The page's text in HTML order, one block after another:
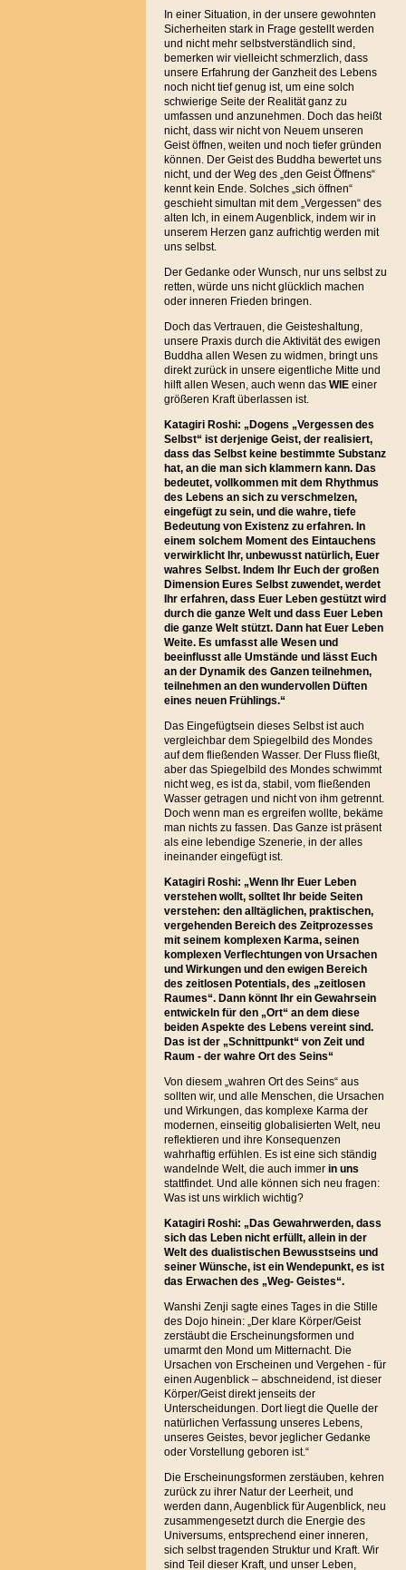
In einer Situation, in der unsere gewohnten
Sicherheiten stark in Frage gestellt werden
und nicht mehr selbstverständlich sind,
bemerken wir vielleicht schmerzlich, dass
unsere Erfahrung der Ganzheit des Lebens
noch nicht tief genug ist, um eine solch
schwierige Seite der Realität ganz zu
umfassen und anzunehmen. Doch das heißt
nicht, dass wir nicht von Neuem unseren
Geist öffnen, weiten und noch tiefer gründen
können. Der Geist des Buddha bewertet uns
nicht, und der Weg des „den Geist Öffnens“
kennt kein Ende. Solches „sich öffnen“
geschieht simultan mit dem „Vergessen“ des
alten Ich, in einem Augenblick, indem wir in
unserem Herzen ganz aufrichtig werden mit
uns selbst.
Der Gedanke oder Wunsch, nur uns selbst zu
retten, würde uns nicht glücklich machen
oder inneren Frieden bringen.
Doch das Vertrauen, die Geisteshaltung,
unsere Praxis durch die Aktivität des ewigen
Buddha allen Wesen zu widmen, bringt uns
direkt zurück in unsere eigentliche Mitte und
hilft allen Wesen, auch wenn das WIEeiner
größeren Kraft überlassen ist.
Katagiri Roshi: „Dogens „Vergessen des
Selbst“ ist derjenige Geist, der realisiert,
dass das Selbst keine bestimmte Substanz
hat, an die man sich klammern kann. Das
bedeutet, vollkommen mit dem Rhythmus
des Lebens an sich zu verschmelzen,
eingefügt zu sein, und die wahre, tiefe
Bedeutung von Existenz zu erfahren. In
einem solchem Moment des Eintauchens
verwirklicht Ihr, unbewusst natürlich, Euer
wahres Selbst. Indem Ihr Euch der großen
Dimension Eures Selbst zuwendet, werdet
Ihr erfahren, dass Euer Leben gestützt wird
durch die ganze Welt und dass Euer Leben
die ganze Welt stützt. Dann hat Euer Leben
Weite. Es umfasst alle Wesen und
beeinflusst alle Umstände und lässt Euch
an der Dynamik des Ganzen teilnehmen,
teilnehmen an den wundervollen Düften
eines neuen Frühlings.“
Das Eingefügtsein dieses Selbst ist auch
vergleichbar dem Spiegelbild des Mondes
auf dem fließenden Wasser. Der Fluss fließt,
aber das Spiegelbild des Mondes schwimmt
nicht weg, es ist da, stabil, vom fließenden
Wasser getragen und nicht von ihm getrennt.
Doch wenn man es ergreifen wollte, bekäme
man nichts zu fassen. Das Ganze ist präsent
als eine lebendige Szenerie, in der alles
ineinander eingefügt ist.
Katagiri Roshi: „Wenn Ihr Euer Leben
verstehen wollt, solltet Ihr beide Seiten
verstehen: den alltäglichen, praktischen,
vergehenden Bereich des Zeitprozesses
mit seinem komplexen Karma, seinen
komplexen Verflechtungen von Ursachen
und Wirkungen und den ewigen Bereich
des zeitlosen Potentials, des „zeitlosen
Raumes“. Dann könnt Ihr ein Gewahrsein
entwickeln für den „Ort“ an dem diese
beiden Aspekte des Lebens vereint sind.
Das ist der „Schnittpunkt“ von Zeit und
Raum - der wahre Ort des Seins“
Von diesem „wahren Ort des Seins“ aus
sollten wir, und alle Menschen, die Ursachen
und Wirkungen, das komplexe Karma der
modernen, einseitig globalisierten Welt, neu
reflektieren und ihre Konsequenzen
wahrhaftig erfühlen. Es ist eine sich ständig
wandelnde Welt, die auch immer in uns
stattfindet. Und alle können sich neu fragen:
Was ist uns wirklich wichtig?
Katagiri Roshi: „Das Gewahrwerden, dass
sich das Leben nicht erfüllt, allein in der
Welt des dualistischen Bewusstseins und
seiner Wünsche, ist ein Wendepunkt, es ist
das Erwachen des „Weg- Geistes“.
Wanshi Zenji sagte eines Tages in die Stille
des Dojo hinein: „Der klare Körper/Geist
zerstäubt die Erscheinungsformen und
umarmt den Mond um Mitternacht. Die
Ursachen von Erscheinen und Vergehen - für
einen Augenblick – abschneidend, ist dieser
Körper/Geist direkt jenseits der
Unterscheidungen. Dort liegt die Quelle der
natürlichen Verfassung unseres Lebens,
unseres Geistes, bevor jeglicher Gedanke
oder Vorstellung geboren ist.“
Die Erscheinungsformen zerstäuben, kehren
zurück zu ihrer Natur der Leerheit, und
werden dann, Augenblick für Augenblick, neu
zusammengesetzt durch die Energie des
Universums, entsprechend einer inneren,
sich selbst tragenden Struktur und Kraft. Wir
sind Teil dieser Kraft, und unser Leben,